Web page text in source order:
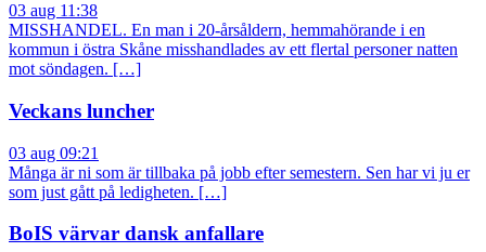
03 aug 11:38
MISSHANDEL. En man i 20-årsåldern, hemmahörande i en
kommun i östra Skåne misshandlades av ett flertal personer natten
mot söndagen. […]
Veckans luncher
03 aug 09:21
Många är ni som är tillbaka på jobb efter semestern. Sen har vi ju er
som just gått på ledigheten. […]
BoIS värvar dansk anfallare